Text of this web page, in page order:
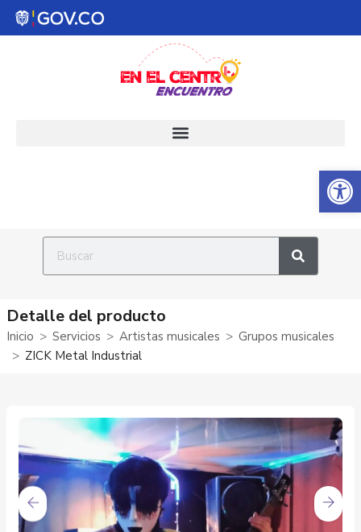
Abrir
Detalle del producto
Inicio Servicios Artistas musicales
Grupos musicales
ZICK Metal Industrial